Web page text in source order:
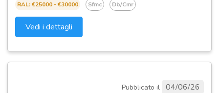
RAL: €25000 - €30000
Sfmc Db/cmr
Vedi i dettagli
Pubblicato il 04/06/26